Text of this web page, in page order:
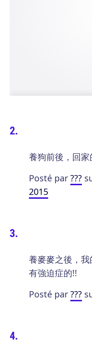
養狗前後，回家
Posté par ???
2015
養麥麥之後，我
有強迫症的!!
Posté par ???